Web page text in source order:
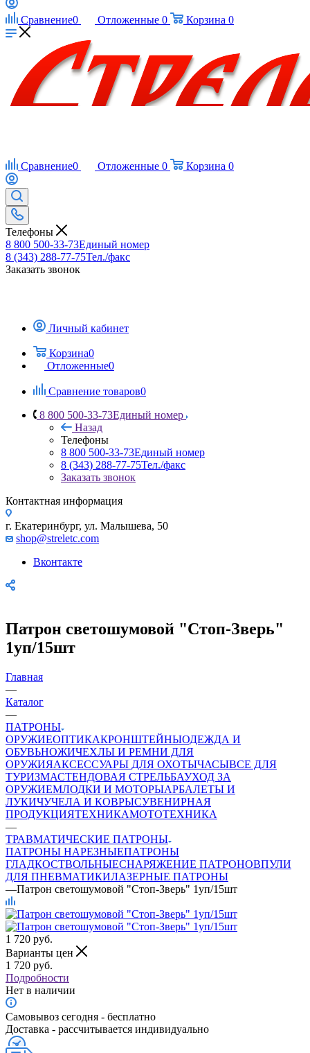
Сравнение0 Отложенные 0 Корзина 0
Сравнение0 Отложенные 0 Корзина 0
Телефоны
8 800 500-33-73Единый номер
8 (343) 288-77-75Тел./факс
Заказать звонок
Личный кабинет
Корзина0
Отложенные0
Сравнение товаров0
8 800 500-33-73Единый номер
Назад
Телефоны
8 800 500-33-73Единый номер
8 (343) 288-77-75Тел./факс
Заказать звонок
Контактная информация
г. Екатеринбург, ул. Малышева, 50
shop@streletc.com
Вконтакте
Патрон светошумовой "Стоп-Зверь"
1уп/15шт
Главная
—
Каталог
—
ПАТРОНЫ
ОРУЖИЕОПТИКАКРОНШТЕЙНЫОДЕЖДА И
ОБУВЬНОЖИЧЕХЛЫ И РЕМНИ ДЛЯ
ОРУЖИЯАКСЕССУАРЫ ДЛЯ ОХОТЫЧАСЫВСЕ ДЛЯ
ТУРИЗМАСТЕНДОВАЯ СТРЕЛЬБАУХОД ЗА
ОРУЖИЕМЛОДКИ И МОТОРЫАРБАЛЕТЫ И
ЛУКИЧУЧЕЛА И КОВРЫСУВЕНИРНАЯ
ПРОДУКЦИЯТЕХНИКАМОТОТЕХНИКА
—
ТРАВМАТИЧЕСКИЕ ПАТРОНЫ
ПАТРОНЫ НАРЕЗНЫЕПАТРОНЫ
ГЛАДКОСТВОЛЬНЫЕСНАРЯЖЕНИЕ ПАТРОНОВПУЛИ
ДЛЯ ПНЕВМАТИКИЛАЗЕРНЫЕ ПАТРОНЫ
—Патрон светошумовой "Стоп-Зверь" 1уп/15шт
1 720 руб.
Варианты цен
1 720 руб.
Подробности
Нет в наличии
Самовывоз сегодня - бесплатно
Доставка - рассчитывается индивидуально